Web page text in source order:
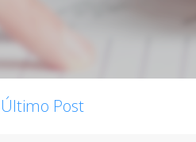
Último Post